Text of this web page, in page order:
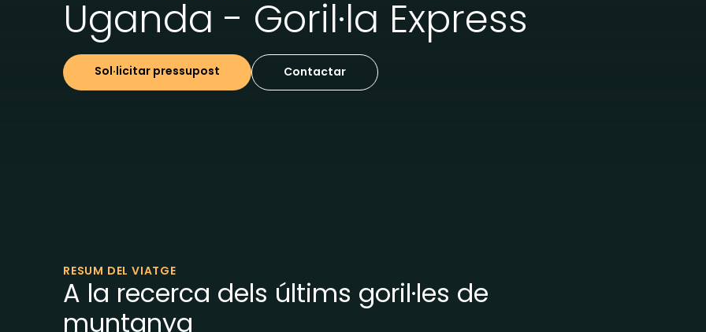
Uganda - Goril·la Express
Sol·licitar pressupost Contactar
RESUM DEL VIATGE
A la recerca dels últims goril·les de
muntanya